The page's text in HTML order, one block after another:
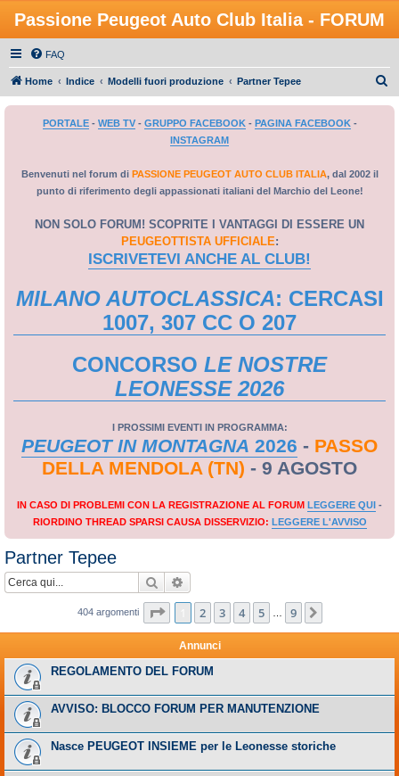
Passione Peugeot Auto Club Italia - FORUM
FAQ
Home Indice Modelli fuori produzione Partner Tepee
PORTALE- WEB TV- GRUPPO FACEBOOK- PAGINA FACEBOOK-
INSTAGRAM
Benvenuti nel forum di PASSIONE PEUGEOT AUTO CLUB ITALIA, dal 2002 il
punto di riferimento degli appassionati italiani del Marchio del Leone!
NON SOLO FORUM! SCOPRITE I VANTAGGI DI ESSERE UN
PEUGEOTTISTA UFFICIALE:
ISCRIVETEVI ANCHE AL CLUB!
MILANO AUTOCLASSICA: CERCASI
1007, 307 CC O 207
CONCORSO LE NOSTRE
LEONESSE 2026
I PROSSIMI EVENTI IN PROGRAMMA:
PEUGEOT IN MONTAGNA 2026 - PASSO
DELLA MENDOLA (TN) - 9 AGOSTO
IN CASO DI PROBLEMI CON LA REGISTRAZIONE AL FORUM LEGGERE QUI -
RIORDINO THREAD SPARSI CAUSA DISSERVIZIO: LEGGERE L'AVVISO
Partner Tepee
Cerca
404 argomenti Pagina di
2 3 4 5 9
Annunci
REGOLAMENTO DEL FORUM
AVVISO: BLOCCO FORUM PER MANUTENZIONE
Nasce PEUGEOT INSIEME per le Leonesse storiche